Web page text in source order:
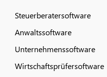
Steuerberatersoftware
Anwaltssoftware
Unternehmenssoftware
Wirtschaftsprüfersoftware